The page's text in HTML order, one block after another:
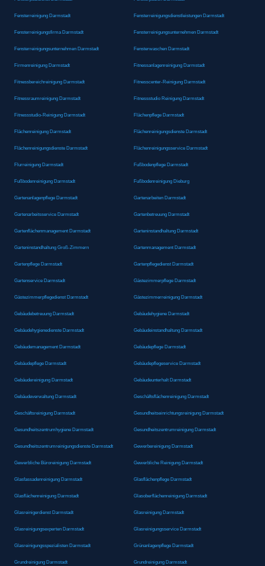
Fensterreinigung Darmstadt Fensterreinigungsdienstleistungen Darmstadt
Fensterreinigungsfirma Darmstadt Fensterreinigungsunternehmen Darmstadt
Fensterreinigungsunternehmen Darmstadt Fensterwaschen Darmstadt
Firmenreinigung Darmstadt Fitnessanlagenreinigung Darmstadt
Fitnessbereichreinigung Darmstadt Fitnesscenter-Reinigung Darmstadt
Fitnessraumreinigung Darmstadt Fitnessstudio Reinigung Darmstadt
Fitnessstudio-Reinigung Darmstadt Flächenpflege Darmstadt
Flächenreinigung Darmstadt Flächenreinigungsdienste Darmstadt
Flächenreinigungsdienste Darmstadt Flächenreinigungsservice Darmstadt
Flurreinigung Darmstadt Fußbodenpflege Darmstadt
Fußbodenreinigung Darmstadt Fußbodenreinigung Dieburg
Gartenanlagenpflege Darmstadt Gartenarbeiten Darmstadt
Gartenarbeitsservice Darmstadt Gartenbetreuung Darmstadt
Gartenflächenmanagement Darmstadt Garteninstandhaltung Darmstadt
Garteninstandhaltung Groß-Zimmern Gartenmanagement Darmstadt
Gartenpflege Darmstadt Gartenpflegedienst Darmstadt
Gartenservice Darmstadt Gästezimmerpflege Darmstadt
Gästezimmerpflegedienst Darmstadt Gästezimmerreinigung Darmstadt
Gebäudebetreuung Darmstadt Gebäudehygiene Darmstadt
Gebäudehygienedienste Darmstadt Gebäudeinstandhaltung Darmstadt
Gebäudemanagement Darmstadt Gebäudepflege Darmstadt
Gebäudepflege Darmstadt Gebäudepflegeservice Darmstadt
Gebäudereinigung Darmstadt Gebäudeunterhalt Darmstadt
Gebäudeverwaltung Darmstadt Geschäftsflächenreinigung Darmstadt
Geschäftsreinigung Darmstadt Gesundheitseinrichtungsreinigung Darmstadt
Gesundheitszentrumhygiene Darmstadt Gesundheitszentrumreinigung Darmstadt
Gesundheitszentrumreinigungsdienste Darmstadt Gewerbereinigung Darmstadt
Gewerbliche Büroreinigung Darmstadt Gewerbliche Reinigung Darmstadt
Glasfassadenreinigung Darmstadt Glasflächenpflege Darmstadt
Glasflächenreinigung Darmstadt Glasoberflächenreinigung Darmstadt
Glasreinigerdienst Darmstadt Glasreinigung Darmstadt
Glasreinigungsexperten Darmstadt Glasreinigungsservice Darmstadt
Glasreinigungsspezialisten Darmstadt Grünanlagenpflege Darmstadt
Grundreinigung Darmstadt Grundreinigung Darmstadt